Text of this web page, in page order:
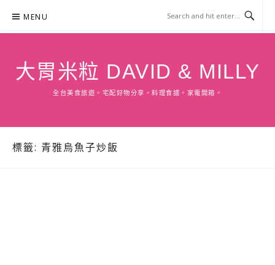
content
MENU
大胃米粒 DAVID & MILLY
全台美食旅遊。宅配好物分享。料理食譜。家電開箱。
標籤: 青雅烏魚子炒飯